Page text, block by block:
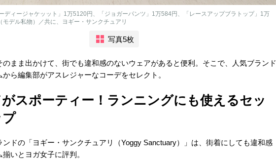
ディージャケッット」1万5120円、「ジョガーパンツ」1万584円、「レースアップブラトップ」1万
モデル私物）／共に、ヨギー・サンクチュアリ
写真5枚
のまま出かけて、街でも違和感のないウェアがあると便利。そこで、人気ブランド
ら編集部がアスレジャーなコーデをセレクト。
スポーティー！ランニングにも使えるセッ
プ
ンドの「ヨギー・サンクチュアリ（Yoggy Sanctuary）」は、街着にしても違和感
いとヨガ女子に評判。